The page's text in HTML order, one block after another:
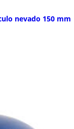
nevado 150 mm